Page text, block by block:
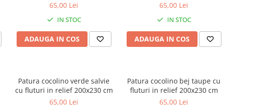
65,00 Lei
IN STOC
ADAUGA IN COS
65,00 Lei
IN STOC
ADAUGA IN COS
Patura cocolino verde salvie
cu fluturi in relief 200x230 cm
65,00 Lei
Patura cocolino bej taupe cu
fluturi in relief 200x230 cm
65,00 Lei